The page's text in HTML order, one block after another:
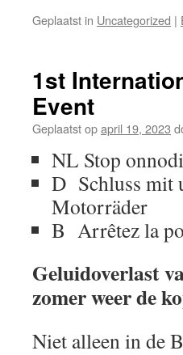
Geplaatst in Uncategorized |
1st
Event
Geplaatst opapril 19, 2023
NL Stop
D Schluss mit
Motorräder
B Arrêtez la
Geluidoverlast
zomer weer de
Niet alleen in de